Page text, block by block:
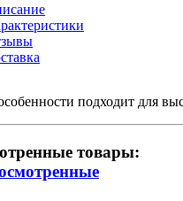
подходит для
товары: